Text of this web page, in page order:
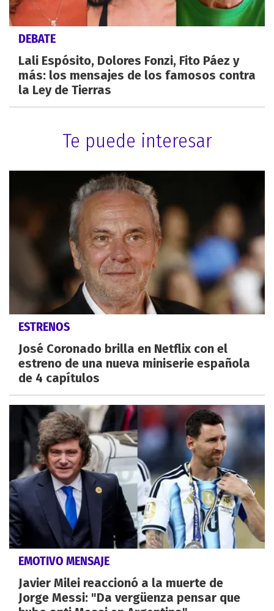
DEBATE
Lali Espósito, Dolores Fonzi, Fito Páez y
más: los mensajes de los famosos contra
la Ley de Tierras
Te puede interesar
ESTRENOS
José Coronado brilla en Netflix con el
estreno de una nueva miniserie española
de 4 capítulos
EMOTIVO MENSAJE
Javier Milei reaccionó a la muerte de
Jorge Messi: "Da vergüenza pensar que